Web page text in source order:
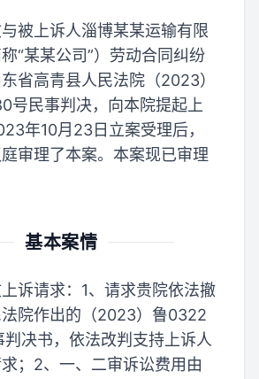
与被上诉人淄博某某运输有限
“某某公司”）劳动合同纠纷
省高青县人民法院（2023）
号民事判决，向本院提起上
年10月23日立案受理后，
审理了本案。本案现已审理
基本案情
上诉请求：1、请求贵院依法撤
院作出的（2023）鲁0322
判决书，依法改判支持上诉人
；2、一、二审诉讼费用由